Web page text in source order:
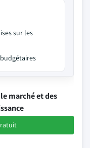
sur les
marché et des